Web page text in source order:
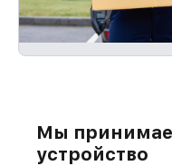
Мы
устройство